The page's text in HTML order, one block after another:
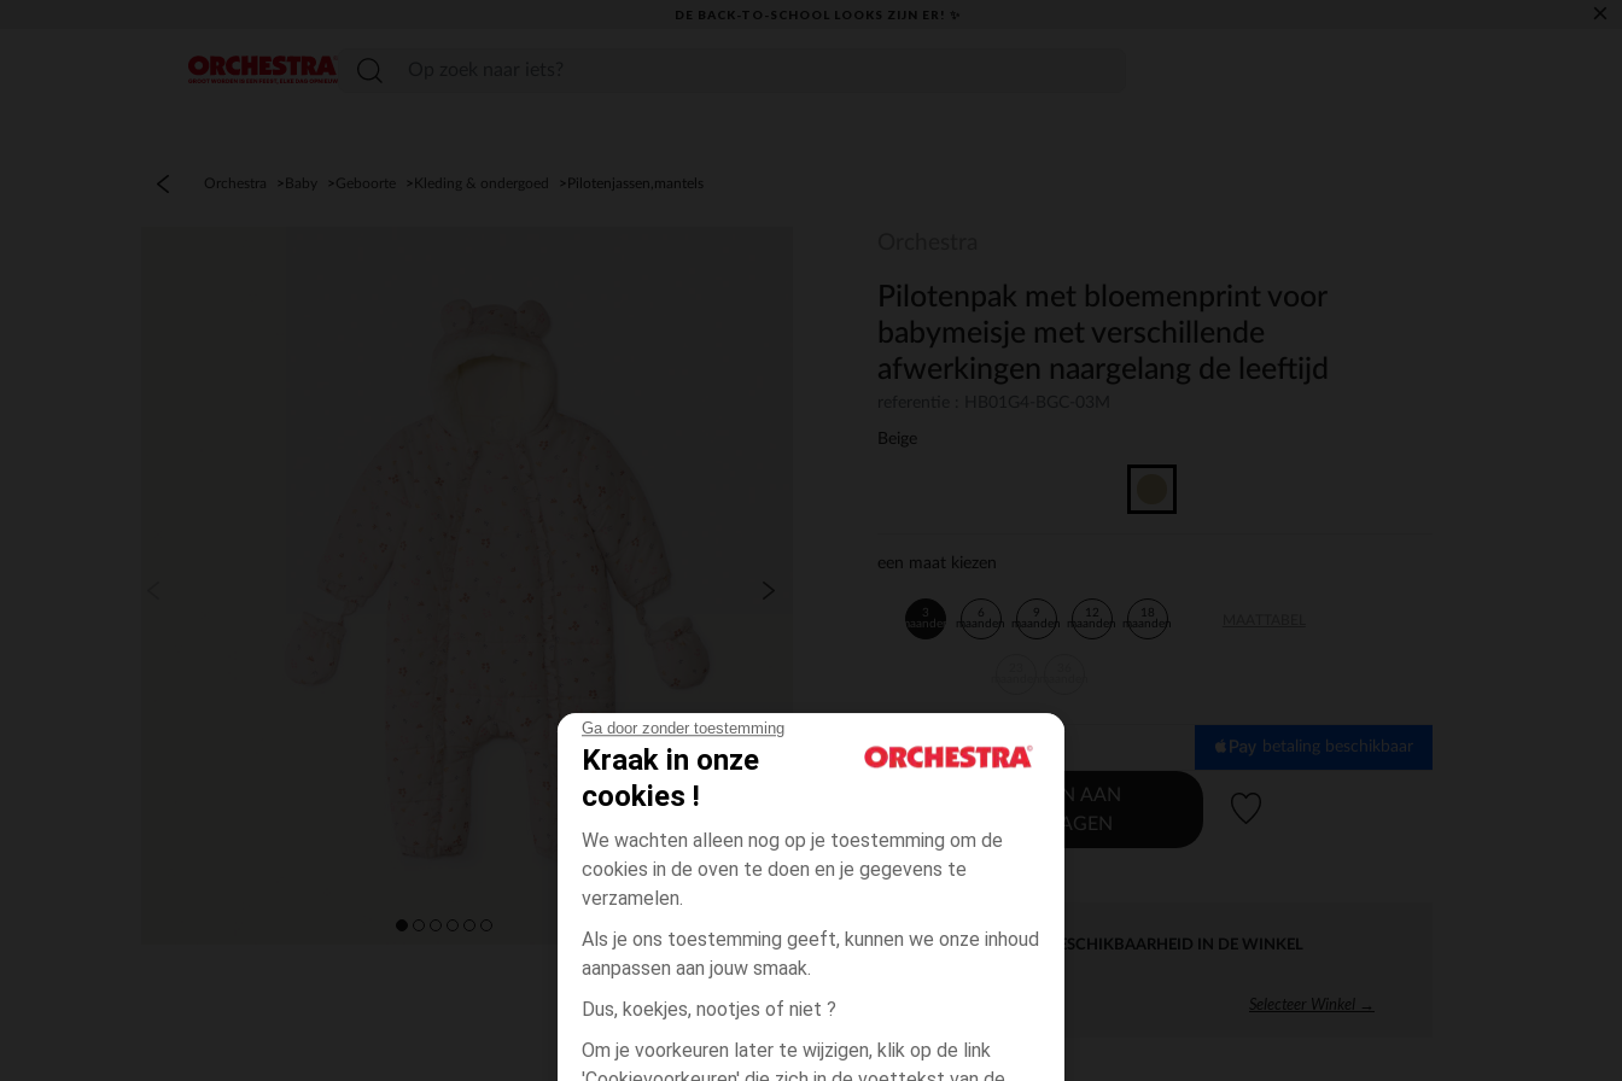
Ga door zonder toestemming
Kraak in onze
cookies !
We wachten alleen nog op je toestemming om de
cookies in de oven te doen en je gegevens te
verzamelen.
Als je ons toestemming geeft, kunnen we onze inhoud
aanpassen aan jouw smaak.
Dus, koekjes, nootjes of niet ?
Om je voorkeuren later te wijzigen, klik op de link
DE BACK-TO-SCHOOL LOOKS ZIJN ER! ✨ ×
menu
Orchestra Baby Geboorte Kleding & ondergoed Pilotenjassen,mantels
Pilotenpak met bloemenprint voor
babymeisje met verschillende
afwerkingen naargelang de leeftijd
Beige
een maat kiezen
3
maanden
6
maanden
9
maanden
12
maanden
18
maanden
betaling beschikbaar
TOEVOEGEN AAN
WINKELWAGEN
DIRECTE BESCHIKBAARHEID IN DE WINKEL
Selecteer Winkel →